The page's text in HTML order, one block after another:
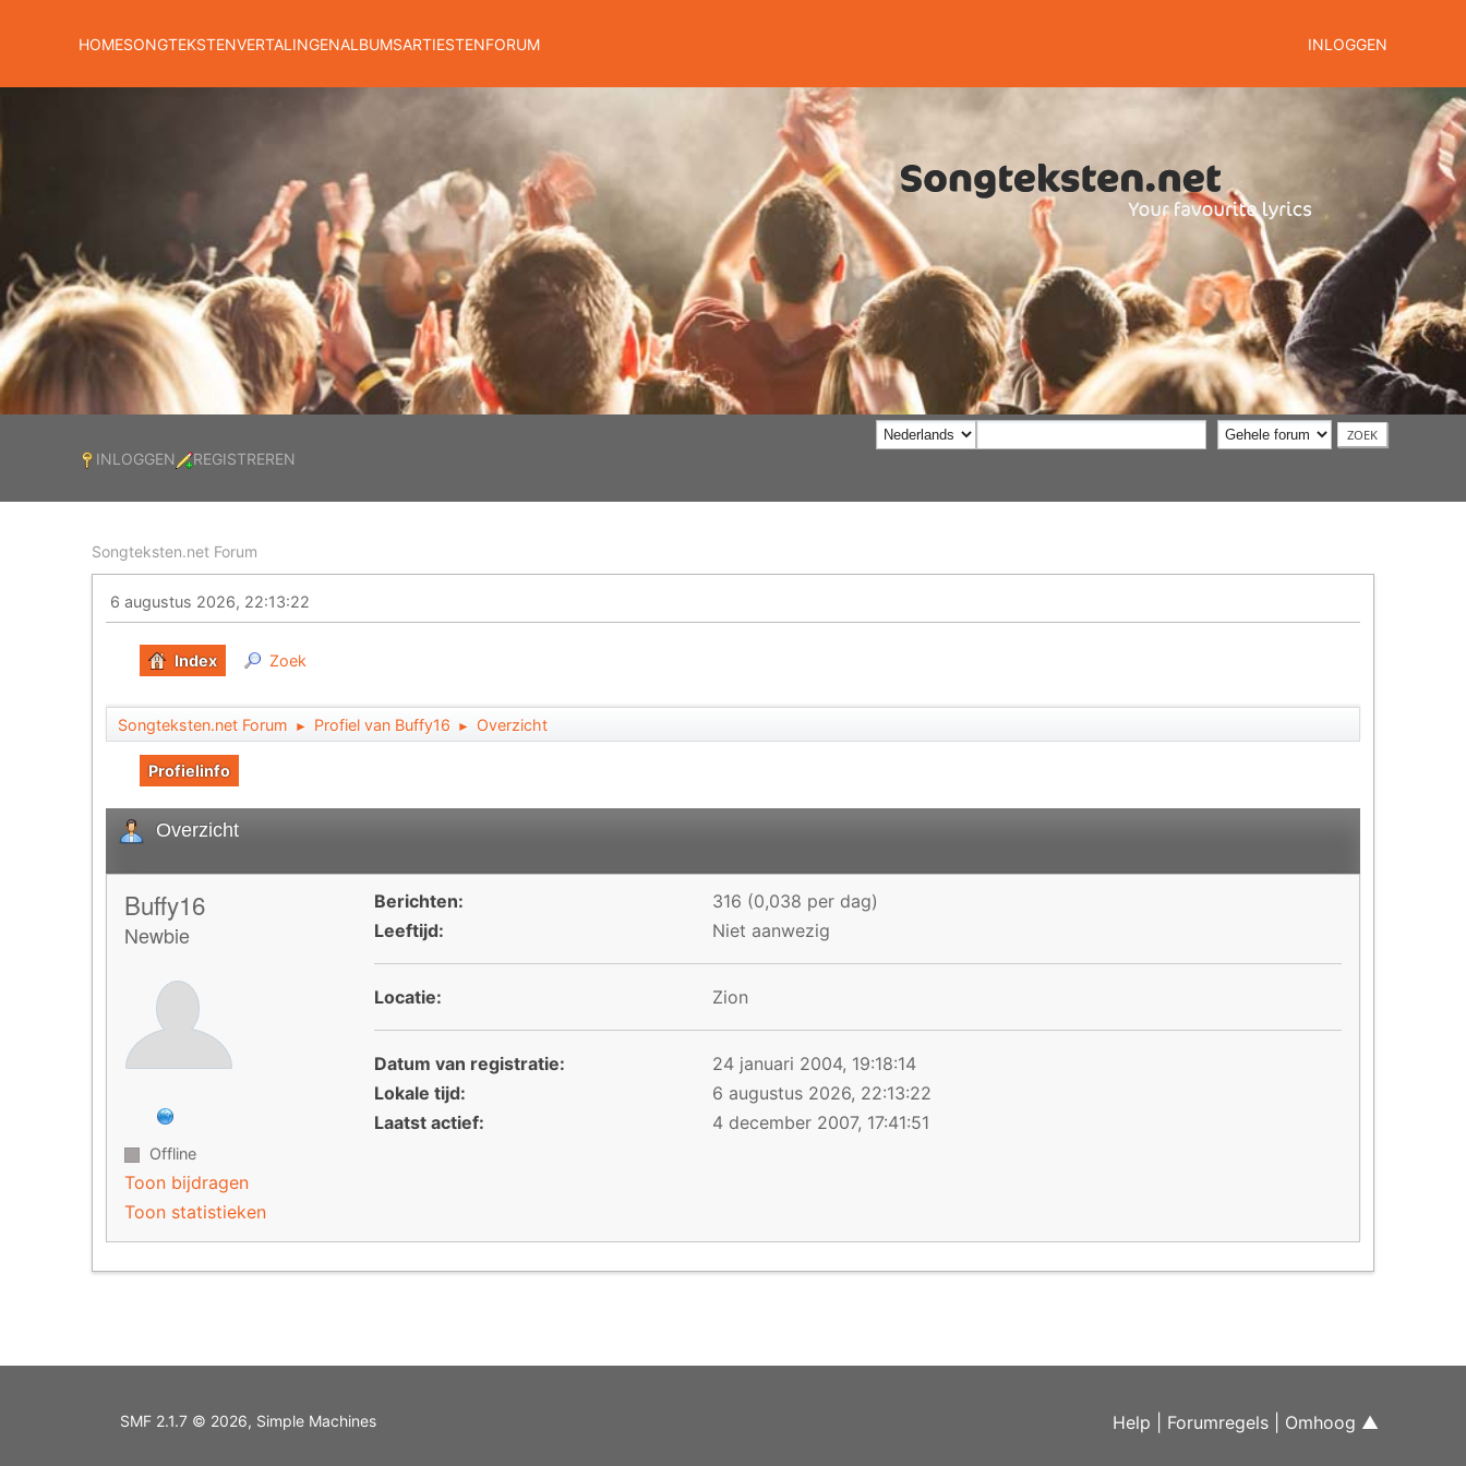
HOMESONGTEKSTENVERTALINGENALBUMSARTIESTENFORUM INLOGGEN
INLOGGEN REGISTREREN
Songteksten.net Forum
6 augustus 2026, 22:13:22
Index Zoek
Songteksten.net Forum ► Profiel van Buffy16 ► Overzicht
Profielinfo
Overzicht
Buffy16
Newbie
Offline
Toon bijdragen
Toon statistieken
Berichten:
316 (0,038 per dag)
Leeftijd:
Niet aanwezig
Locatie: Zion
Datum van registratie:
24 januari 2004, 19:18:14
Lokale tijd:
6 augustus 2026, 22:13:22
Laatst actief:
4 december 2007, 17:41:51
Help Forumregels Omhoog ▲
SMF 2.1.7 © 2026, Simple Machines